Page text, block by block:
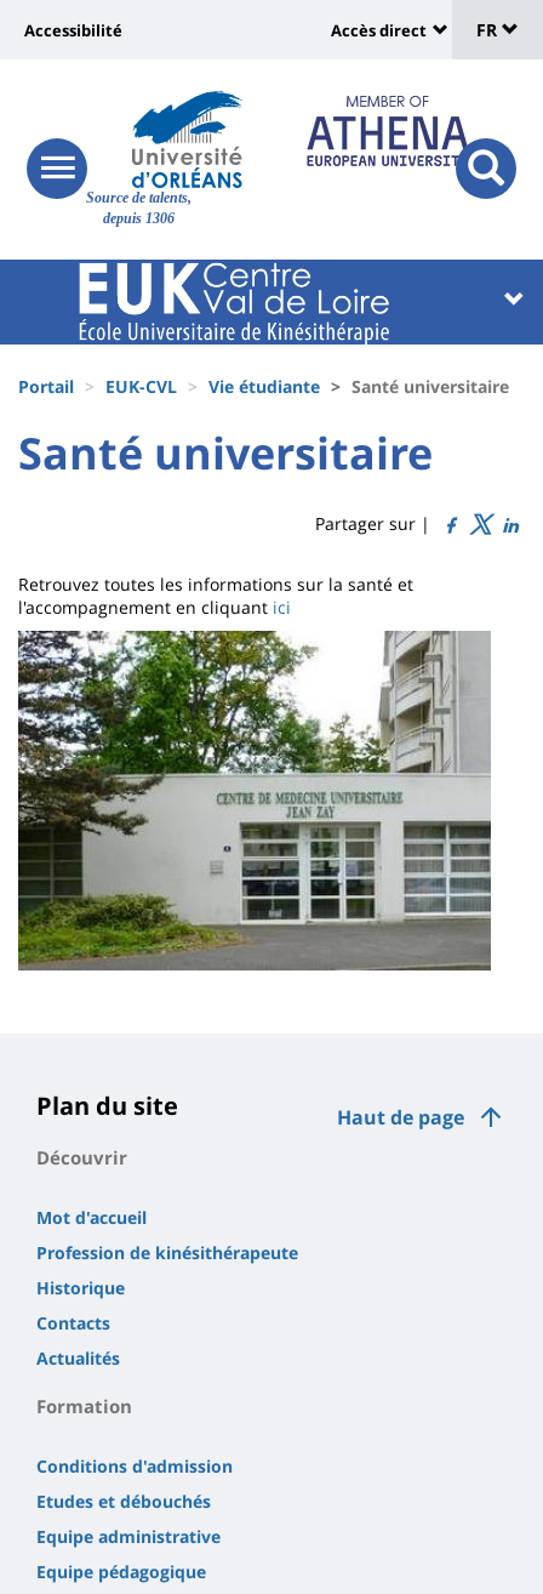
Site
Source de talents,
depuis 1306
Université
Recherche
responsive
menu
button
Université
vers
page
accessibilité
Accessibilité
:
Shortcut
links
Accès direct
de
FR
Université
Block
liste
des
composantes
d'Ariane
Portail EUK-CVL Vie étudiante Santé universitaire
University
:
University
content
Titre
Santé universitaire
Partager sur |
Contenu
de
la
page
principale
Retrouvez toutes les informations sur la santé et
l'accompagnement en cliquant ici
Image
Haut de page
Plan du site
Découvrir
Mot d'accueil
Profession de kinésithérapeute
Historique
Contacts
Actualités
Formation
Conditions d'admission
Etudes et débouchés
Equipe administrative
Equipe pédagogique